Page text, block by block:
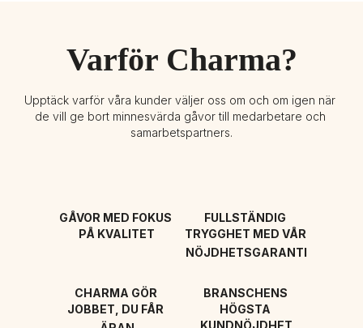
Varför Charma?
Upptäck varför våra kunder väljer oss om och om igen när
de vill ge bort minnesvärda gåvor till medarbetare och
samarbetspartners.
GÅVOR MED FOKUS
PÅ KVALITET
FULLSTÄNDIG
TRYGGHET MED VÅR
NÖJDHETSGARANTI
CHARMA GÖR
JOBBET, DU FÅR
BRANSCHENS
HÖGSTA
KUNDNÖJDHET